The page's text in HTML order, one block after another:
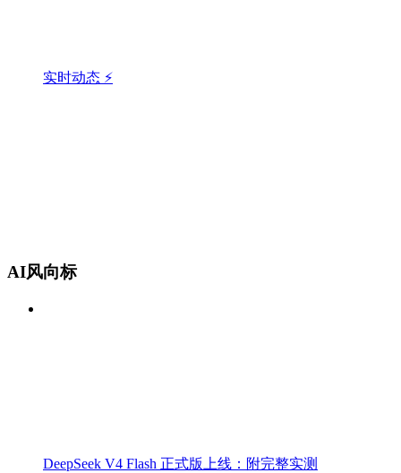
实时动态 ⚡
AI风向标
DeepSeek V4 Flash 正式版上线：附完整实测